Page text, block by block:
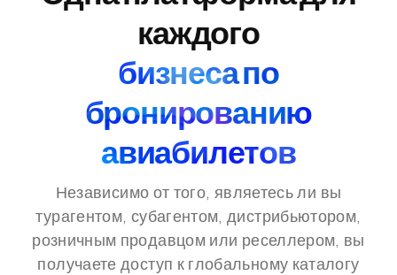
каждого
бизнеса по
бронированию
авиабилетов
Независимо от того, являетесь ли вы
турагентом, субагентом, дистрибьютором,
розничным продавцом или реселлером, вы
получаете доступ к глобальному каталогу